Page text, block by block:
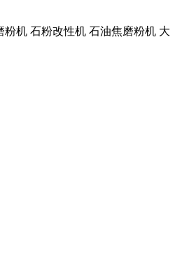
机 石粉改性机 石油焦磨粉机 大